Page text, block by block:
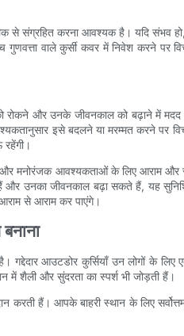
से संग्रहित करना आवश्यक है। यदि संभव
वाले कुर्सी कवर में निवेश करने पर
रोकने और उनके जीवनकाल को बढ़ाने में
इसे बदलने या मरम्मत करने पर
और मनोरंजक आवश्यकताओं के लिए आराम
और उनका जीवनकाल बढ़ा सकते हैं, यह
से आराम कर पाएंगे।
आउटडोर कुर्सियाँ उन लोगों के
में शैली और सुंदरता का स्पर्श भी जोड़ती हैं।
करती हैं। आपके बाहरी स्थान के लिए